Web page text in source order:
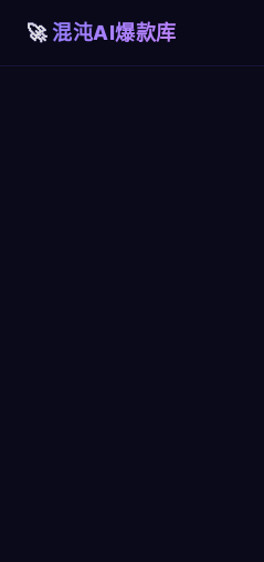
混沌AI爆款库